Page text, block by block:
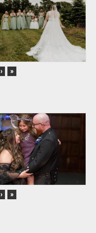
› »
› »